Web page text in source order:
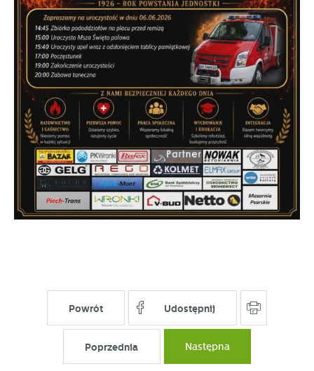
Powrót Udostępnij
Poprzednia Następna
partnerami oraz innych dostawców usług. Firmy te działają
w charakterze pośredników prezentujących nasze treści w
postaci wiadomości, ofert, komunikatów mediów
społecznościowych.